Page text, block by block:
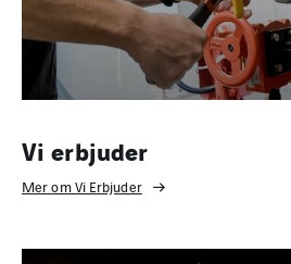
Vi erbjuder
Mer om Vi Erbjuder